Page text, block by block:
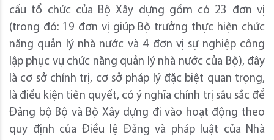
cấu tổ chức của Bộ Xây dựng gồm có 23 đơn vị
(trong đó: 19 đơn vị giúp Bộ trưởng thực hiện chức
năng quản lý nhà nước và 4 đơn vị sự nghiệp công
lập phục vụ chức năng quản lý nhà nước của Bộ), đây
là cơ sở chính trị, cơ sở pháp lý đặc biệt quan trọng,
là điều kiện tiên quyết, có ý nghĩa chính trị sâu sắc để
Đảng bộ Bộ và Bộ Xây dựng đi vào hoạt động theo
quy định của Điều lệ Đảng và pháp luật của Nhà